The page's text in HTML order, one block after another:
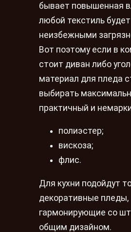
бывает повышенная
любой текстиль
неизбежными
Вот поэтому если в
стоит диван либо
материал для пледа
выбирать
практичный и
полиэстер;
вискоза;
флис.
Для кухни подойдут
декоративные пледы,
гармонирующие со
общим дизайном.